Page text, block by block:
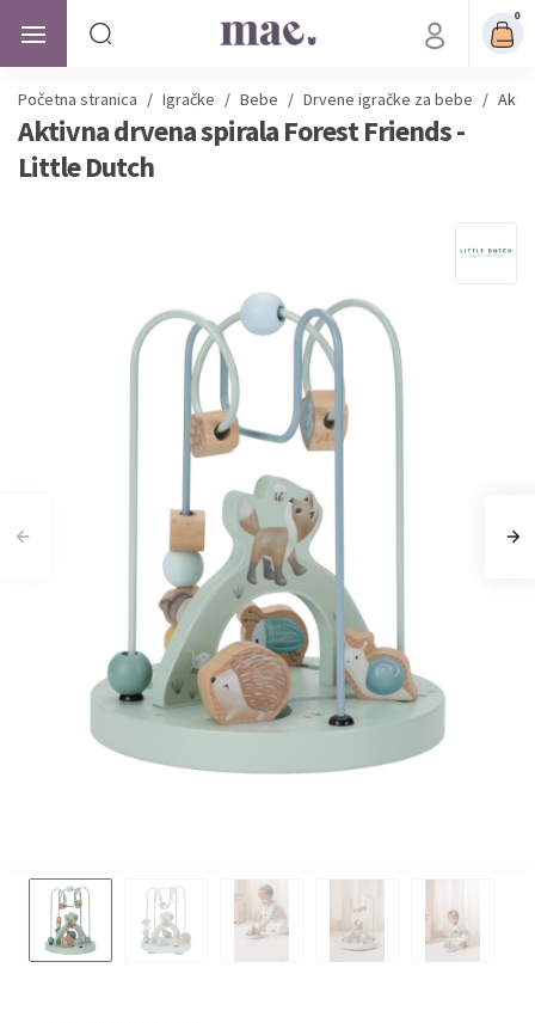
0
Početna stranica / Igračke / Bebe / Drvene igračke za bebe /
Aktivna drvena spirala Forest Friends -
Little Dutch